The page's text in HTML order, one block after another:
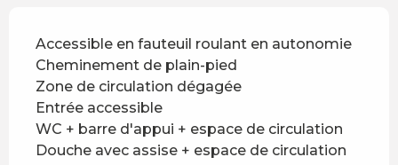
Accessible en fauteuil roulant en autonomie
Cheminement de plain-pied
Zone de circulation dégagée
Entrée accessible
WC + barre d'appui + espace de circulation
Douche avec assise + espace de circulation